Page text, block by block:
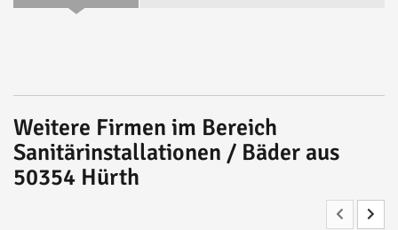
Weitere Firmen im Bereich
Sanitärinstallationen / Bäder aus
50354 Hürth